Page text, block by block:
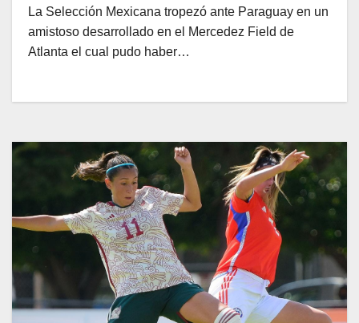
La Selección Mexicana tropezó ante Paraguay en un
amistoso desarrollado en el Mercedez Field de
Atlanta el cual pudo haber…